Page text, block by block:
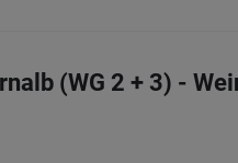
(WG 2 + 3) -